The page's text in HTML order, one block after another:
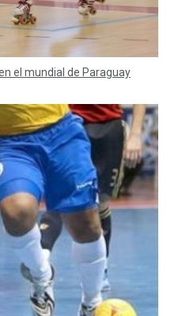
el mundial de Paraguay